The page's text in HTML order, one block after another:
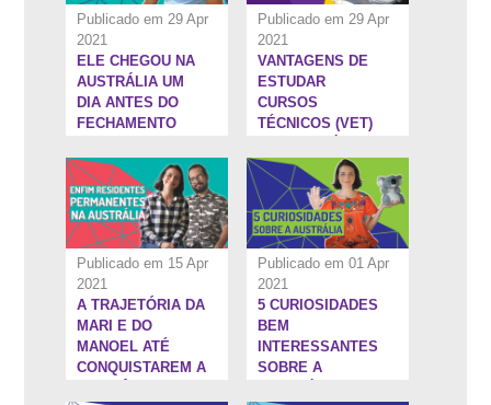
Publicado em 29 Apr
2021
ELE CHEGOU NA
AUSTRÁLIA UM
DIA ANTES DO
FECHAMENTO
| INTERCAMBISTA
OTIMISTA #14
Publicado em 29 Apr
2021
VANTAGENS DE
ESTUDAR
CURSOS
TÉCNICOS (VET)
Publicado em 15 Apr
2021
19:33''
A TRAJETÓRIA DA
MARI E DO
MANOEL ATÉ
CONQUISTAREM A
Publicado em 01 Apr
2021
5 CURIOSIDADES
BEM
INTERESSANTES
SOBRE A